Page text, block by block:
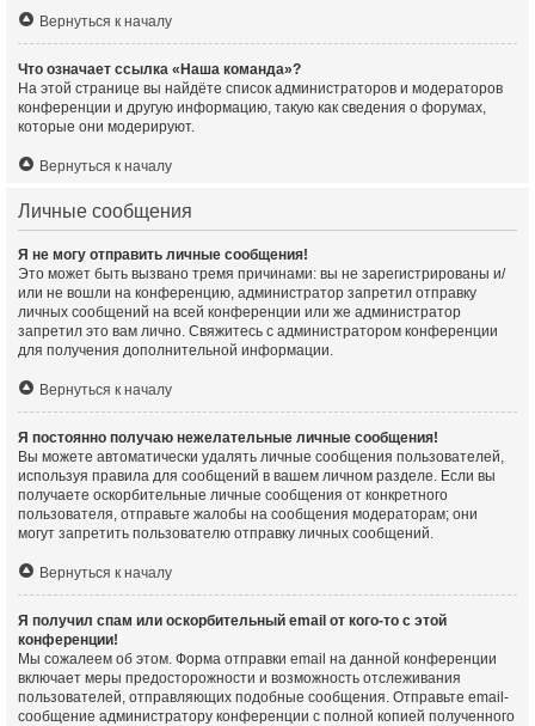
Вернуться к началу
Что означает ссылка «Наша команда»?
На этой странице вы найдёте список администраторов и модераторов
конференции и другую информацию, такую как сведения о форумах,
которые они модерируют.
Вернуться к началу
Личные сообщения
Я не могу отправить личные сообщения!
Это может быть вызвано тремя причинами: вы не зарегистрированы и/
или не вошли на конференцию, администратор запретил отправку
личных сообщений на всей конференции или же администратор
запретил это вам лично. Свяжитесь с администратором конференции
для получения дополнительной информации.
Вернуться к началу
Я постоянно получаю нежелательные личные сообщения!
Вы можете автоматически удалять личные сообщения пользователей,
используя правила для сообщений в вашем личном разделе. Если вы
получаете оскорбительные личные сообщения от конкретного
пользователя, отправьте жалобы на сообщения модераторам; они
могут запретить пользователю отправку личных сообщений.
Вернуться к началу
Я получил спам или оскорбительный email от кого-то с этой
конференции!
Мы сожалеем об этом. Форма отправки email на данной конференции
включает меры предосторожности и возможность отслеживания
пользователей, отправляющих подобные сообщения. Отправьте email-
сообщение администратору конференции с полной копией полученного